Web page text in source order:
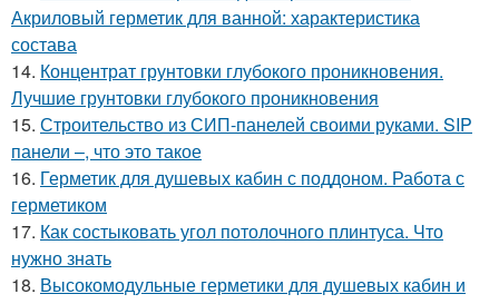
Акриловый герметик для ванной: характеристика
состава
14. Концентрат грунтовки глубокого проникновения.
Лучшие грунтовки глубокого проникновения
15. Строительство из СИП-панелей своими руками. SIP
панели –, что это такое
16. Герметик для душевых кабин с поддоном. Работа с
герметиком
17. Как состыковать угол потолочного плинтуса. Что
нужно знать
18. Высокомодульные герметики для душевых кабин и